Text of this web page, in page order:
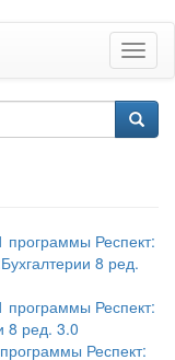
Респект:
8 ред.
Респект:
8 ред. 3.0
Респект: